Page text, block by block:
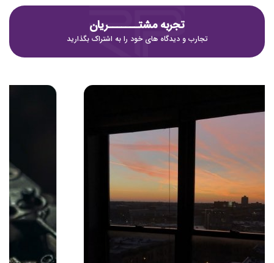
تجربه مشتـــــــریان
تجارب و دیدگاه های خود را به اشتراک بگذارید